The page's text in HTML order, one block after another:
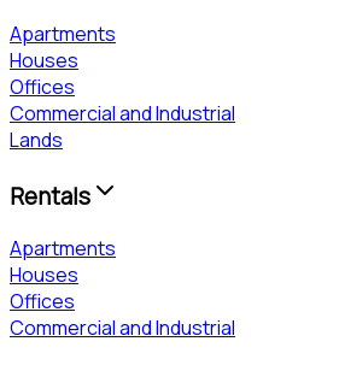
Apartments
Houses
Offices
Commercial and Industrial
Lands
Rentals
Apartments
Houses
Offices
Commercial and Industrial